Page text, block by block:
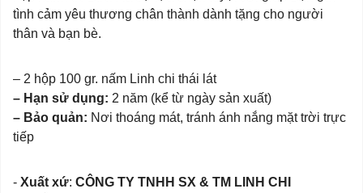
tình cảm yêu thương chân thành dành tặng cho người
thân và bạn bè.
– 2 hộp 100 gr. nấm Linh chi thái lát
– Hạn sử dụng: 2 năm (kể từ ngày sản xuất)
– Bảo quản: Nơi thoáng mát, tránh ánh nắng mặt trời trực
tiếp
- Xuất xứ: CÔNG TY TNHH SX & TM LINH CHI